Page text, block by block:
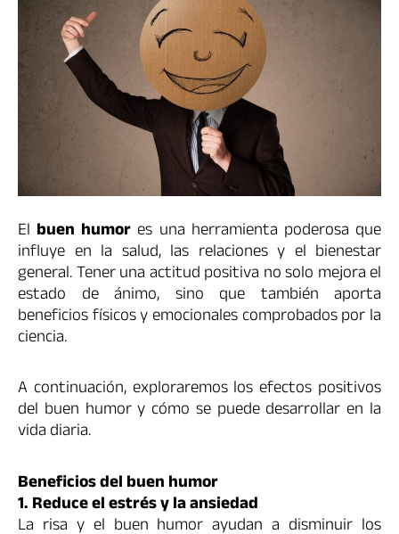
El buen humor es una herramienta poderosa que
influye en la salud, las relaciones y el bienestar
general. Tener una actitud positiva no solo mejora el
estado de ánimo, sino que también aporta
beneficios físicos y emocionales comprobados por la
ciencia.
A continuación, exploraremos los efectos positivos
del buen humor y cómo se puede desarrollar en la
vida diaria.
Beneficios del buen humor
1. Reduce el estrés y la ansiedad
La risa y el buen humor ayudan a disminuir los